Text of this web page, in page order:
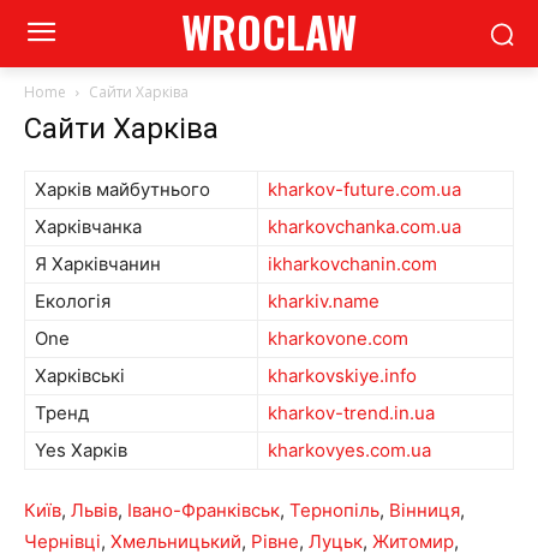
WROCLAW
Home Сайти Харківа
Сайти Харківа
Харків майбутнього
kharkov-future.com.ua
Харківчанка
kharkovchanka.com.ua
Я Харківчанин
ikharkovchanin.com
Екологія
kharkiv.name
One
kharkovone.com
Харківські
kharkovskiye.info
Тренд
kharkov-trend.in.ua
Yes Харків
kharkovyes.com.ua
Київ, Львів, Івано-Франківськ, Тернопіль, Вінниця,
Чернівці, Хмельницький, Рівне, Луцьк, Житомир,